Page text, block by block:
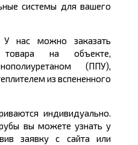
системы для вашего
У нас можно заказать
на объекте,
(ППУ),
из вспененного
индивидуально.
вы можете узнать у
заявку с сайта или